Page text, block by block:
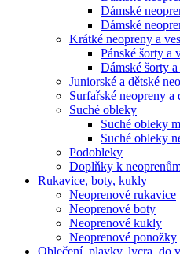
Dámské
Dámské
Krátké neopreny a
Pánské šorty a
Dámské šorty
Juniorské a dětské
Surfařské neopreny a
Suché obleky
Suché obleky
Suché obleky
Podobleky
Doplňky k
Rukavice, boty, kukly
Neoprenové rukavice
Neoprenové boty
Neoprenové kukly
Neoprenové ponožky
Oblečení, plavky, lycra, do